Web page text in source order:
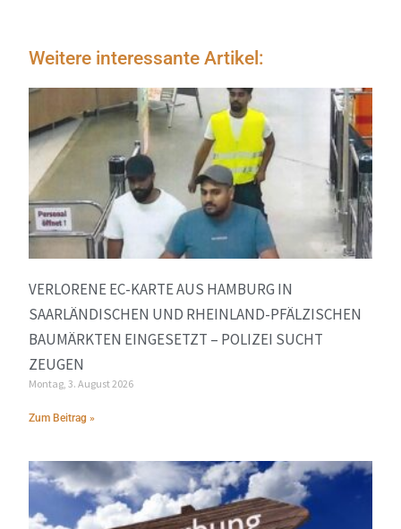
Weitere interessante Artikel:
VERLORENE EC-KARTE AUS HAMBURG IN
SAARLÄNDISCHEN UND RHEINLAND-PFÄLZISCHEN
BAUMÄRKTEN EINGESETZT – POLIZEI SUCHT
ZEUGEN
Montag, 3. August 2026
Zum Beitrag »